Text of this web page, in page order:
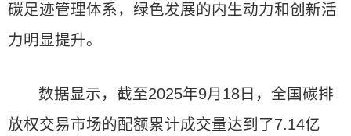
碳足迹管理体系，绿色发展的内生动力和创新活
力明显提升。
数据显示，截至2025年9月18日，全国碳排
放权交易市场的配额累计成交量达到了7.14亿